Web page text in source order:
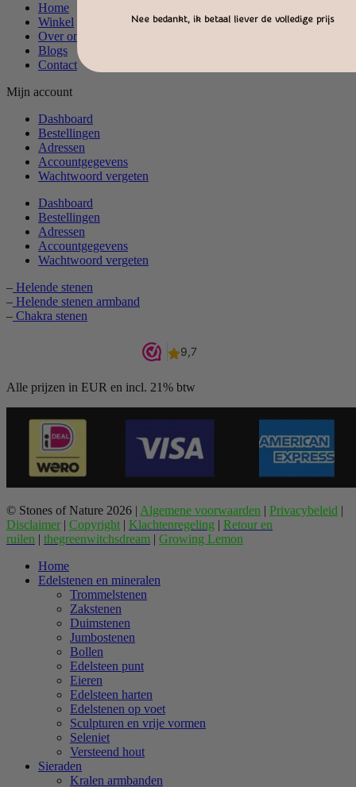
Home
Winkel
Over ons
Blogs
Contact
Mijn account
Dashboard
Bestellingen
Adressen
Accountgegevens
Wachtwoord vergeten
Dashboard
Bestellingen
Adressen
Accountgegevens
Wachtwoord vergeten
– Helende stenen
– Helende stenen armband
– Chakra stenen
Alle prijzen in EUR en incl. 21% btw
© Stones of Nature 2026 | Algemene voorwaarden | Privacybeleid |
Disclaimer | Copyright | Klachtenregeling | Retour en
ruilen | thegreenwitchsdream | Growing Lemon
Home
Edelstenen en mineralen
Trommelstenen
Zakstenen
Duimstenen
Jumbostenen
Bollen
Edelsteen punt
Eieren
Edelsteen harten
Edelstenen op voet
Sculpturen en vrije vormen
Seleniet
Versteend hout
Sieraden
Kralen armbanden
Nee bedankt, ik betaal liever de volledige prijs